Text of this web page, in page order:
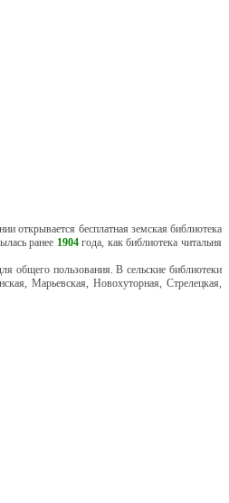
открывается бесплатная земская библиотека
ранее 1904года, как библиотека читальня
общего пользования. В сельские библиотеки
Марьевская, Новохуторная, Стрелецкая,